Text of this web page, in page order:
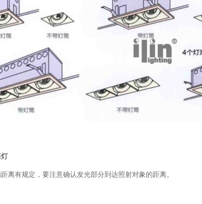
离有规定，要注意确认发光部分到达照射对象的距离。